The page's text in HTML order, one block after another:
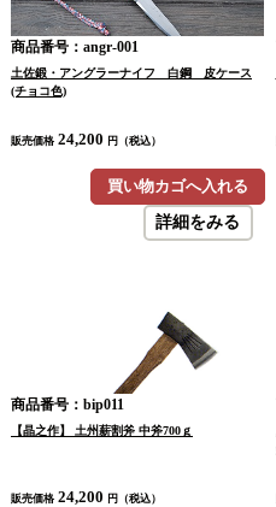
商品番号：angr-001
土佐鍛・アングラーナイフ 白鋼 皮ケース
(チョコ色)
販売価格 24,200 円（税込）
買い物カゴへ入れる
詳細をみる
商品番号：bip011
【晶之作】 土州薪割斧 中斧700ｇ
販売価格 24,200 円（税込）